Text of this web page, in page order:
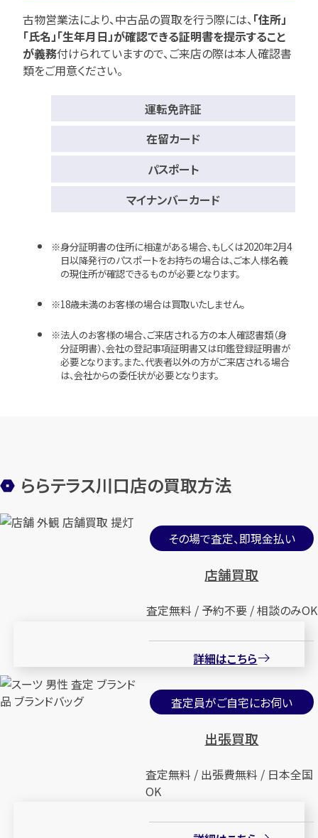
古物営業法により、中古品の買取を行う際には、 「住所」
「氏名」「生年月日」が確認できる証明書を提示すること
が義務付けられていますので、 ご来店の際は本人確認書
類をご用意ください。
運転免許証
在留カード
パスポート
マイナンバーカード
身分証明書の住所に相違がある場合、もしくは2020年2月4
日以降発行のパスポートをお持ちの場合は、ご本人様名義
の現住所が確認できるものが必要となります。
18歳未満のお客様の場合は買取いたしません。
法人のお客様の場合、ご来店される方の本人確認書類（身
分証明書）、会社の登記事項証明書又は印鑑登録証明書が
必要となります。また、代表者以外の方がご来店される場合
は、会社からの委任状が必要となります。
ららテラス川口店の買取方法
その場で査定、即現金払い
店舗買取
査定無料 / 予約不要 / 相談のみOK
詳細はこちら
査定員がご自宅にお伺い
出張買取
査定無料 / 出張費無料 / 日本全国
OK